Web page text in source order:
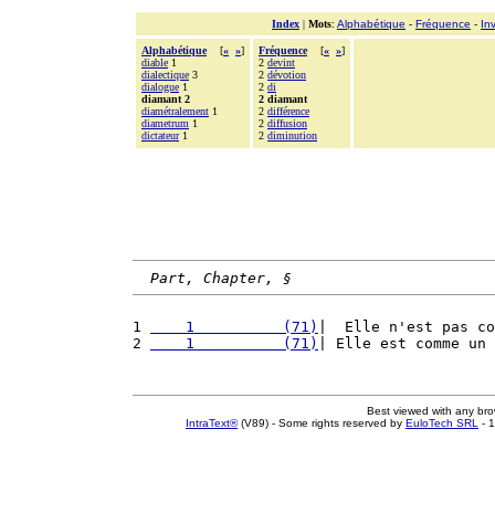
Index | Mots: Alphabétique - Fréquence -
Alphabétique [« »]
diable 1
dialectique 3
dialogue 1
diamant 2
diamétralement 1
diametrum 1
dictateur1
Fréquence [« »]
2 devint
2 dévotion
2 di
2 diamant
2 différence
2 diffusion
2 diminution
Part, Chapter, §
1
    1          (71)
|  Elle n'est pas
2
    1          (71)
| Elle est comme un
Best viewed with any
IntraText®(V89) - Some rights reserved by EuloTech SRL -